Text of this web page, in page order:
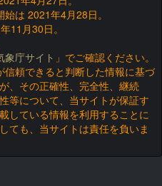
は 2021年4月28日。
11月30日。
象庁サイト 」でご確認ください。
頼できると判断した情報に基づ
、その正確性、完全性、継続
等について、当サイトが保証す
している情報を利用することに
ても、当サイトは責任を負いま